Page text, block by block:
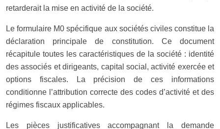
retarderait la mise en activité de la société.
Le formulaire M0 spécifique aux sociétés civiles constitue la
déclaration principale de constitution. Ce document
récapitule toutes les caractéristiques de la société : identité
des associés et dirigeants, capital social, activité exercée et
options fiscales. La précision de ces informations
conditionne l’attribution correcte des codes d’activité et des
régimes fiscaux applicables.
Les pièces justificatives accompagnant la demande